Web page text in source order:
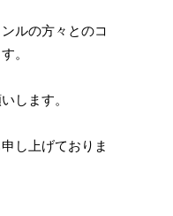
ルの方々とのコ
。
します。
し上げておりま